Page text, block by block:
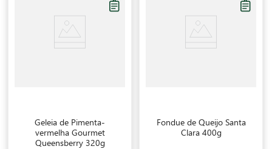
Geleia de Pimenta-
vermelha Gourmet
Queensberry 320g
Fondue de Queijo Santa
Clara 400g